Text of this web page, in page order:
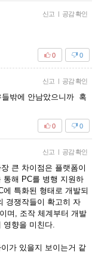
신고 | 공감 확인
0
0
신고 | 공감 확인
밖에 안남았으니까 혹
0
0
신고 | 공감 확인
큰 차이점은 플랫폼이
통해 PC를 병행 지원하
특화된 형태로 개발되
경쟁작들이 확고히 자
며, 조작 체계부터 개발
영향을 미친다.
가 있을지 보이는거 같